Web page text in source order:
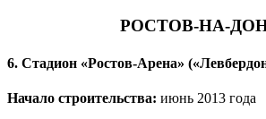
РОСТОВ-НА-
6. Стадион «Ростов-Арена»
Начало строительства: июнь 2013 года